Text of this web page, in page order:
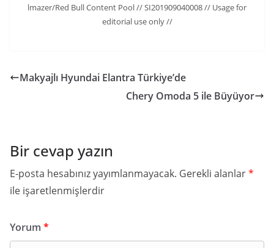
lmazer/Red Bull Content Pool // SI201909040008 // Usage for
editorial use only //
Makyajlı Hyundai Elantra Türkiye’de
Chery Omoda 5 ile Büyüyor
Bir cevap yazın
E-posta hesabınız yayımlanmayacak. Gerekli alanlar*
ile işaretlenmişlerdir
Yorum *